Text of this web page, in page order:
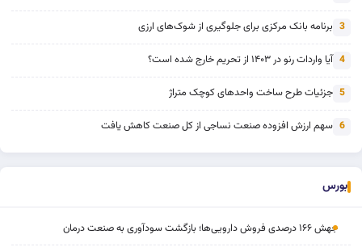
3 برنامه بانک مرکزی برای جلوگیری از شوک‌های ارزی
4 آیا واردات رنو در ۱۴۰۳ از تحریم خارج شده است؟
5 جزئیات طرح ساخت واحدهای کوچک متراژ
6 سهم ارزش افزوده صنعت نساجی از کل صنعت کاهش یافت
بورس
جهش ۱۶۶ درصدی فروش دارویی‌ها؛ بازگشت سودآوری به صنعت درمان